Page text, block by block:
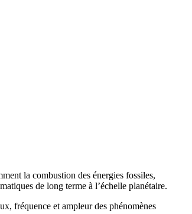
la combustion des énergies fossiles,
de long terme à l’échelle planétaire.
fréquence et ampleur des phénomènes